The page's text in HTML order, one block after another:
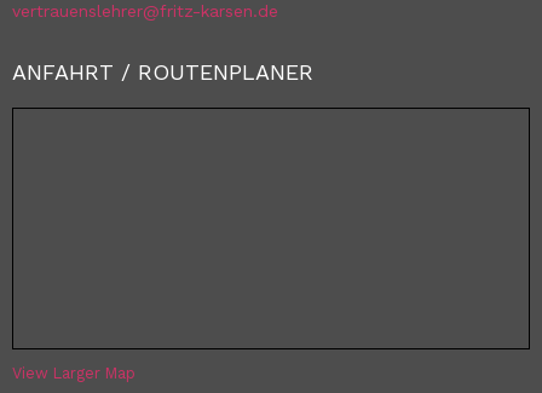
vertrauenslehrer@fritz-karsen.de
ANFAHRT / ROUTENPLANER
View Larger Map